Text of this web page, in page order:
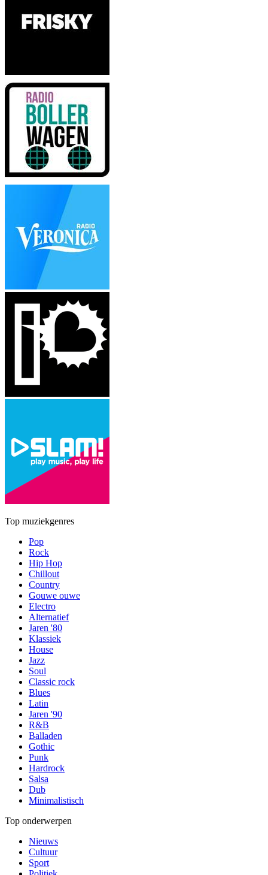
Top muziekgenres
Pop
Rock
Hip Hop
Chillout
Country
Gouwe ouwe
Electro
Alternatief
Jaren '80
Klassiek
House
Jazz
Soul
Classic rock
Blues
Latin
Jaren '90
R&B
Balladen
Gothic
Punk
Hardrock
Salsa
Dub
Minimalistisch
Top onderwerpen
Nieuws
Cultuur
Sport